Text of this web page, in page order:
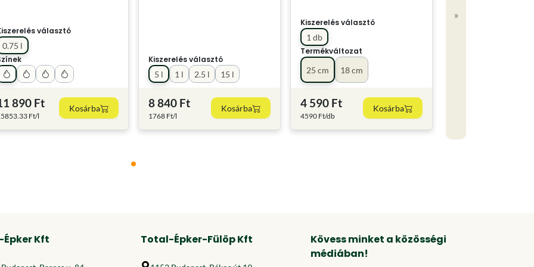
választó
0.75 l
890 Ft
Ft/l
Kosárba
Kiszerelés választó
1 l
2.5 l
5 l 15 l
8 840 Ft
1768 Ft/l
Kosárba
Kiszerelés választó
1 db
Termékváltozat
18 cm
25 cm
4 590 Ft
4590 Ft/db
Kosárba
»
Kft Total-Épker-Fülöp Kft
Kövess minket a közösségi
médiában!